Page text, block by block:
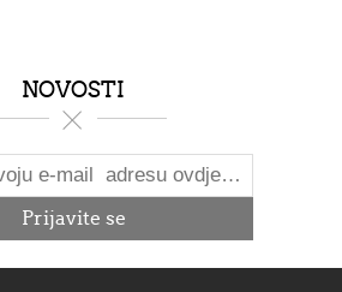
NOVOSTI